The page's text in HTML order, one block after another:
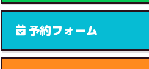
予約フォーム